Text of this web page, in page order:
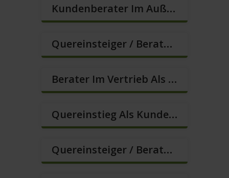
Kundenberater Im Außendienst In Festanstellung (m/w/d)
Quereinsteiger / Berater Im Vertrieb (Außendienst) (m/w/d)
Berater Im Vertrieb Als Sofortanstellung (m/w/d)
Quereinstieg Als Kundenberater Im Außendienst (m/w/d)
Quereinsteiger / Berater Im Vertrieb In Festanstellung (m/w/d)